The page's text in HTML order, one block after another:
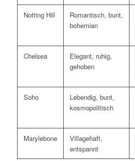
Notting Hill
Romantisch, bunt,
bohemian
Chelsea
Elegant, ruhig,
gehoben
Soho
Lebendig, bunt,
kosmopolitisch
Marylebone
Villagehaft,
entspannt